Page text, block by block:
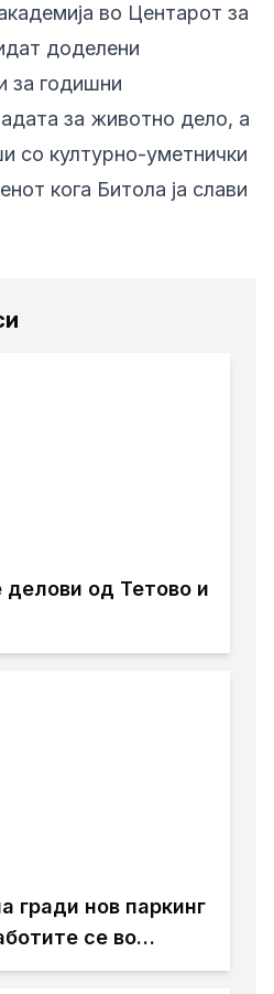
во Центарот за
доделени
за годишни
за животно дело, а
со културно-уметнички
кога Битола ја слави
делови од Тетово и
гради нов паркинг
се во